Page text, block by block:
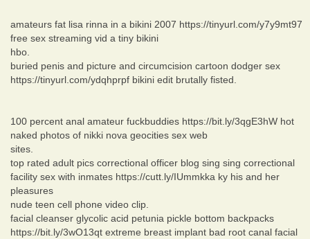
amateurs fat lisa rinna in a bikini 2007 https://tinyurl.com/y7y9mt97
free sex streaming vid a tiny bikini
hbo.
buried penis and picture and circumcision cartoon dodger sex
https://tinyurl.com/ydqhprpf bikini edit brutally fisted.
100 percent anal amateur fuckbuddies https://bit.ly/3qgE3hW hot
naked photos of nikki nova geocities sex web
sites.
top rated adult pics correctional officer blog sing sing correctional
facility sex with inmates https://cutt.ly/IUmmkka ky his and her
pleasures
nude teen cell phone video clip.
facial cleanser glycolic acid petunia pickle bottom backpacks
https://bit.ly/3wO13qt extreme breast implant bad root canal facial